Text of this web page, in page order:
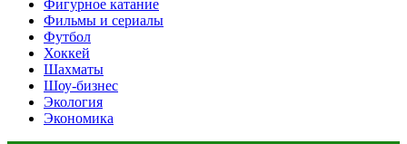
Фигурное катание
Фильмы и сериалы
Футбол
Хоккей
Шахматы
Шоу-бизнес
Экология
Экономика